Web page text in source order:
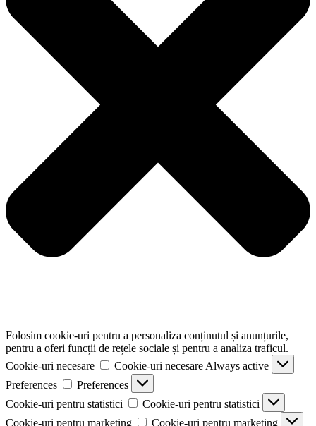
Folosim cookie-uri pentru a personaliza conținutul și anunțurile,
pentru a oferi funcții de rețele sociale și pentru a analiza traficul.
Cookie-uri necesare
Cookie-uri necesare Always active
Preferences
Preferences
Cookie-uri pentru statistici
Cookie-uri pentru statistici
Cookie-uri pentru marketing
Cookie-uri pentru marketing